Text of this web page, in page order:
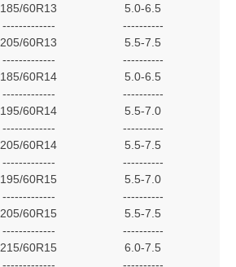
185/60R13
5.0-6.5
-------------
----------
205/60R13
5.5-7.5
-------------
----------
185/60R14
5.0-6.5
-------------
----------
195/60R14
5.5-7.0
-------------
----------
205/60R14
5.5-7.5
-------------
----------
195/60R15
5.5-7.0
-------------
----------
205/60R15
5.5-7.5
-------------
----------
215/60R15
6.0-7.5
-------------
----------